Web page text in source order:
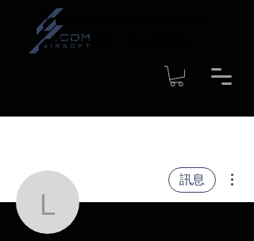
Time to shipment for regular
products: 1-4 workdays
lichnew
訊息